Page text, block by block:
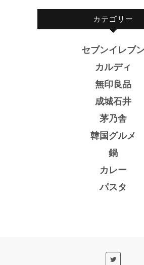
カテゴリー
セブンイレブ
カルディ
無印良品
成城石井
茅乃舎
韓国グルメ
鍋
カレー
パスタ